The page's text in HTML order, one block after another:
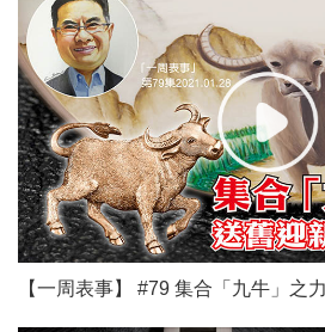
【一周表事】 #79 集合「九牛」之